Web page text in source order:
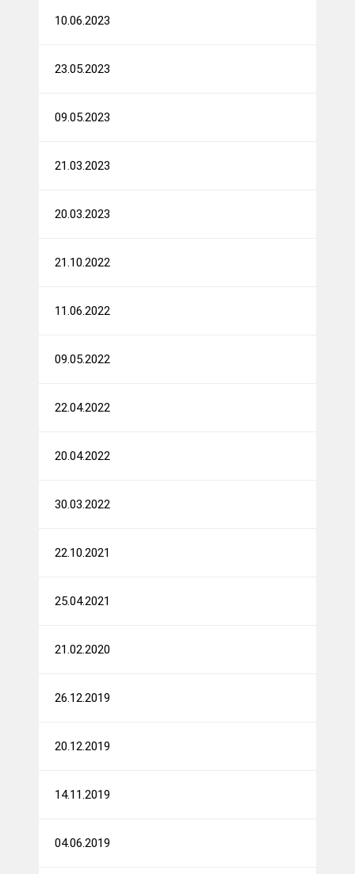
10.06.2023
23.05.2023
09.05.2023
21.03.2023
20.03.2023
21.10.2022
11.06.2022
09.05.2022
22.04.2022
20.04.2022
30.03.2022
22.10.2021
25.04.2021
21.02.2020
26.12.2019
20.12.2019
14.11.2019
04.06.2019